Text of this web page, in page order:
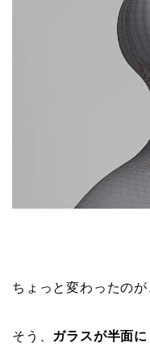
ちょっと変わったの
そう、 ガラスが半面